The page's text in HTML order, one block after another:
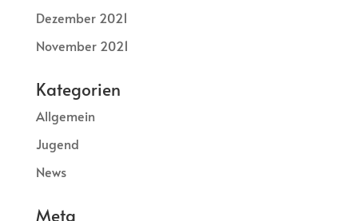
Dezember 2021
November 2021
Kategorien
Allgemein
Jugend
News
Meta